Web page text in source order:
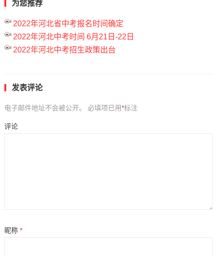
为您推荐
2022年河北省中考报名时间确定
2022年河北中考时间 6月21日-22日
2022年河北中考招生政策出台
发表评论
电子邮件地址不会被公开。 必填项已用*标注
评论
昵称 *